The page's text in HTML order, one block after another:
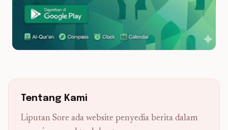
Tentang Kami
Liputan Sore ada website penyedia berita dalam